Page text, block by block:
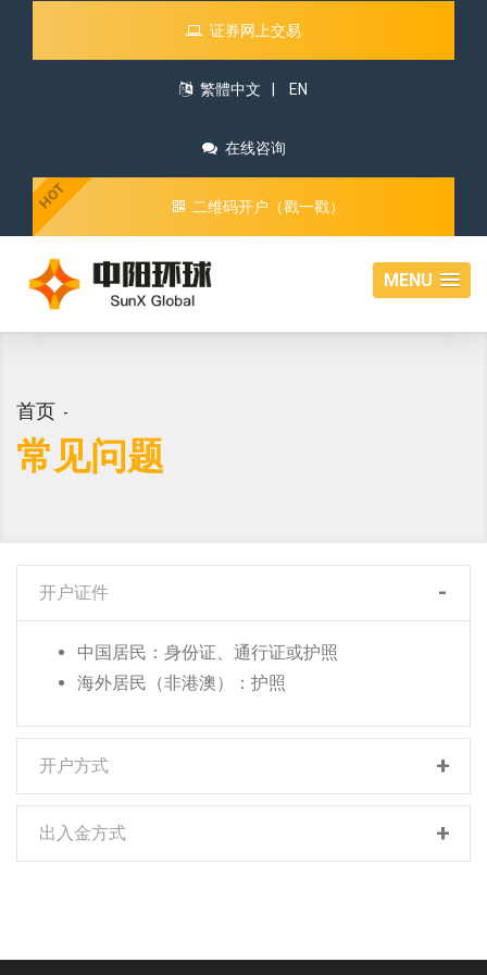
证券网上交易
繁體中文 EN
在线咨询
二维码开户（戳一戳）
HOT
MENU
首页
常见问题
开户证件
中国居民：身份证、通行证或护照
海外居民（非港澳）：护照
开户方式
出入金方式